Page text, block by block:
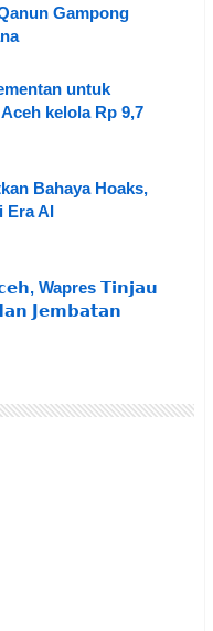
Gampong
untuk
kelola Rp 9,7
Bahaya Hoaks,
Era AI
Wapres 𝗧𝗶𝗻𝗷𝗮𝘂
𝗝𝗲𝗺𝗯𝗮𝘁𝗮𝗻